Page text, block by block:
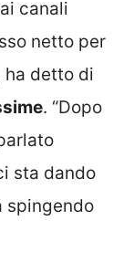
canali
netto per
ha detto di
. “Dopo
sta dando
spingendo